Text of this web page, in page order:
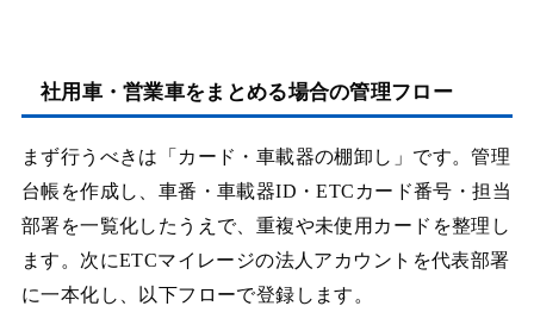
社用車・営業車をまとめる場合の管理フロー
まず行うべきは「カード・車載器の棚卸し」です。管理
台帳を作成し、車番・車載器ID・ETCカード番号・担当
部署を一覧化したうえで、重複や未使用カードを整理し
ます。次にETCマイレージの法人アカウントを代表部署
に一本化し、以下フローで登録します。